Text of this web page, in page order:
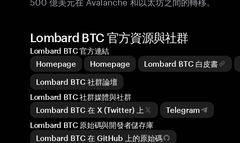
Lombard BTC 官方資源與社群
Lombard BTC 官方連結
Homepage
Homepage Lombard BTC 白皮書
Lombard BTC 社群論壇
Lombard BTC 社群媒體與社群
Lombard BTC 在 X (Twitter) 上
Telegram
Lombard BTC 原始碼與開發者儲存庫
Lombard BTC 在 GitHub 上的原始碼